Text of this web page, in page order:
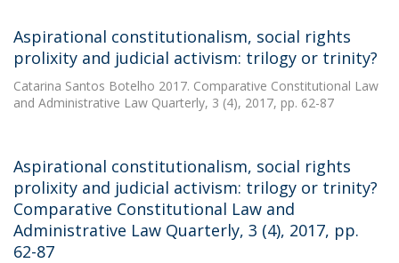
Aspirational constitutionalism, social rights
prolixity and judicial activism: trilogy or trinity?
Catarina Santos Botelho 2017. Comparative Constitutional Law
and Administrative Law Quarterly, 3 (4), 2017, pp. 62-87
Aspirational constitutionalism, social rights
prolixity and judicial activism: trilogy or trinity?
Comparative Constitutional Law and
Administrative Law Quarterly, 3 (4), 2017, pp.
62-87